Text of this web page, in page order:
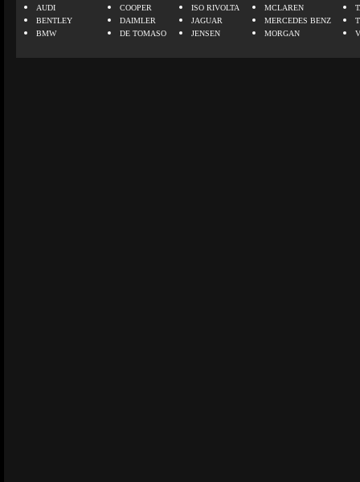
AUDI
BENTLEY
BMW
COOPER
DAIMLER
DE TOMASO
ISO RIVOLTA
JAGUAR
JENSEN
MCLAREN
MERCEDES BENZ
MORGAN